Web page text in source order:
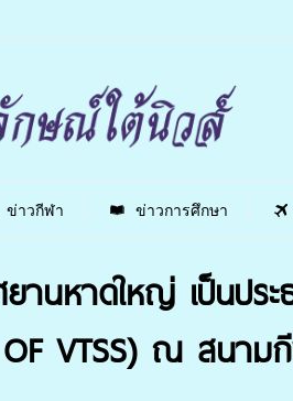
ข่าวกีฬา ข่าวการศึกษา
นหาดใหญ่ เป็นประ
VTSS) ณ สนา